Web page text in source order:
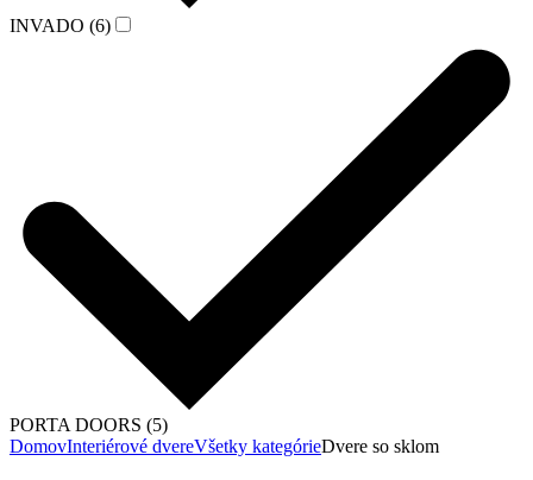
INVADO (6)
PORTA DOORS (5)
DomovInteriérové dvereVšetky kategórieDvere so sklom